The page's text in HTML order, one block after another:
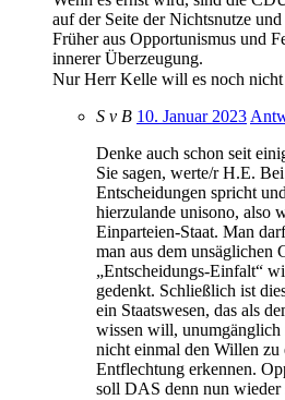
auf der Seite der Nichtsnutze und
Früher aus Opportunismus und
innerer Überzeugung.
Nur Herr Kelle will es noch nicht
S v B 10. Januar 2023
Denke auch schon seit
Sie sagen, werte/r H.E.
Entscheidungen spricht
hierzulande unisono, also
Einparteien-Staat. Man
man aus dem unsäglichen
„Entscheidungs-Einfalt“
gedenkt. Schließlich ist
ein Staatswesen, das als
wissen will,
nicht einmal den Willen zu
Entflechtung erkennen.
soll DAS denn nun wieder